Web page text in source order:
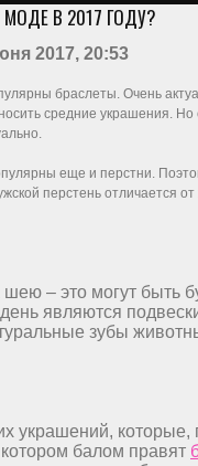
В 2017 ГОДУ?
2017, 20:53
браслеты. Очень
носить средние
еще и перстни.
перстень отличается
шею – это могут
являются
зубы
украшений,
балом правят